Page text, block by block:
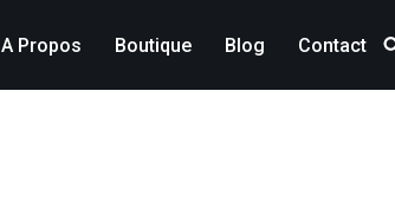
A Propos Boutique Blog Contact